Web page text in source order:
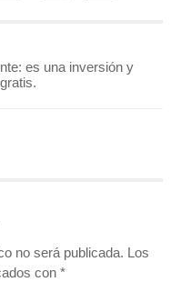
es una inversión y
no será publicada. Los
con*